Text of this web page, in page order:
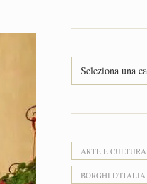
ARTE E CULTURA
BORGHI D'ITALIA